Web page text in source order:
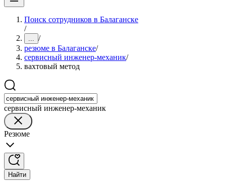
Поиск сотрудников в Балаганске
/
... /
резюме в Балаганске/
сервисный инженер-механик/
вахтовый метод
сервисный инженер-механик
Резюме
Найти